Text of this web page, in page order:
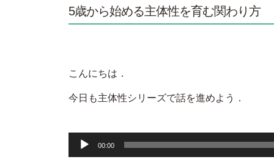
5歳から始める主体性を育む関わり方
こんにちは．
今日も主体性シリーズで話を進めよう．
00:00